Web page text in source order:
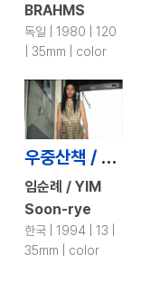
BRAHMS
독일 | 1980 | 120
| 35mm | color
우중산책 / Promenade in the Rain
임순례 / YIM
Soon-rye
한국 | 1994 | 13 |
35mm | color